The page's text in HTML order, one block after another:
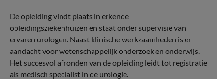
De opleiding vindt plaats in erkende
opleidingsziekenhuizen en staat onder supervisie van
ervaren urologen. Naast klinische werkzaamheden is er
aandacht voor wetenschappelijk onderzoek en onderwijs.
Het succesvol afronden van de opleiding leidt tot registratie
als medisch specialist in de urologie.